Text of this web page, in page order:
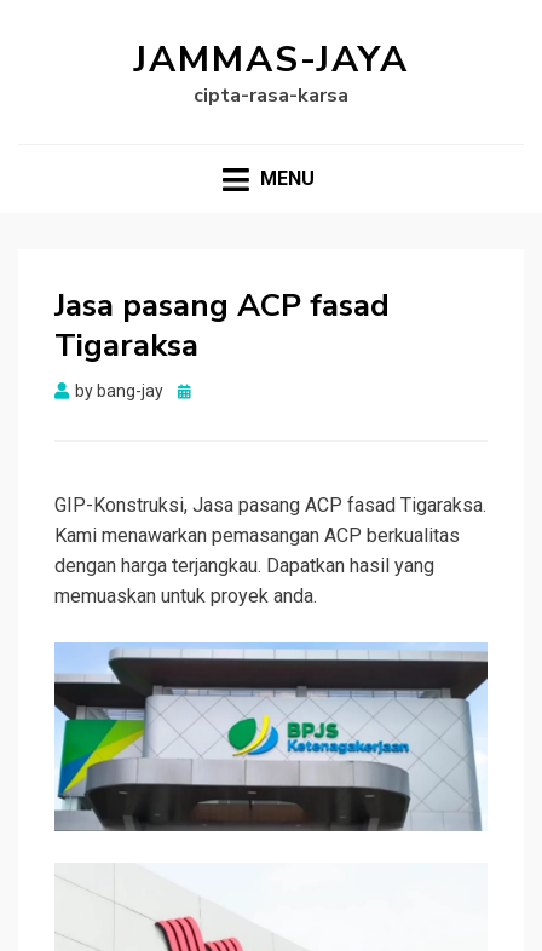
JAMMAS-JAYA
cipta-rasa-karsa
MENU
Jasa pasang ACP fasad
Tigaraksa
by bang-jay
Posted
GIP-Konstruksi, Jasa pasang ACP fasad Tigaraksa.
Kami menawarkan pemasangan ACP berkualitas
dengan harga terjangkau. Dapatkan hasil yang
memuaskan untuk proyek anda.